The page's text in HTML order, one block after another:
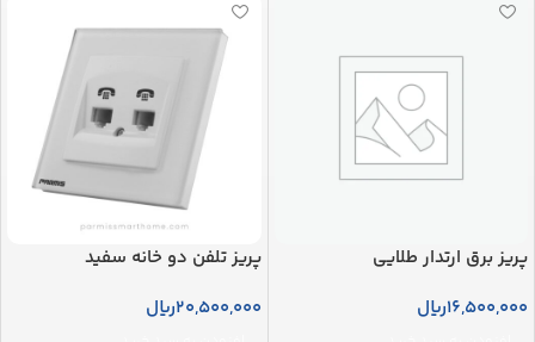
پریز برق ارتدار طلایی
16,500,000ریال
پریز تلفن دو خانه سفید
20,500,000ریال